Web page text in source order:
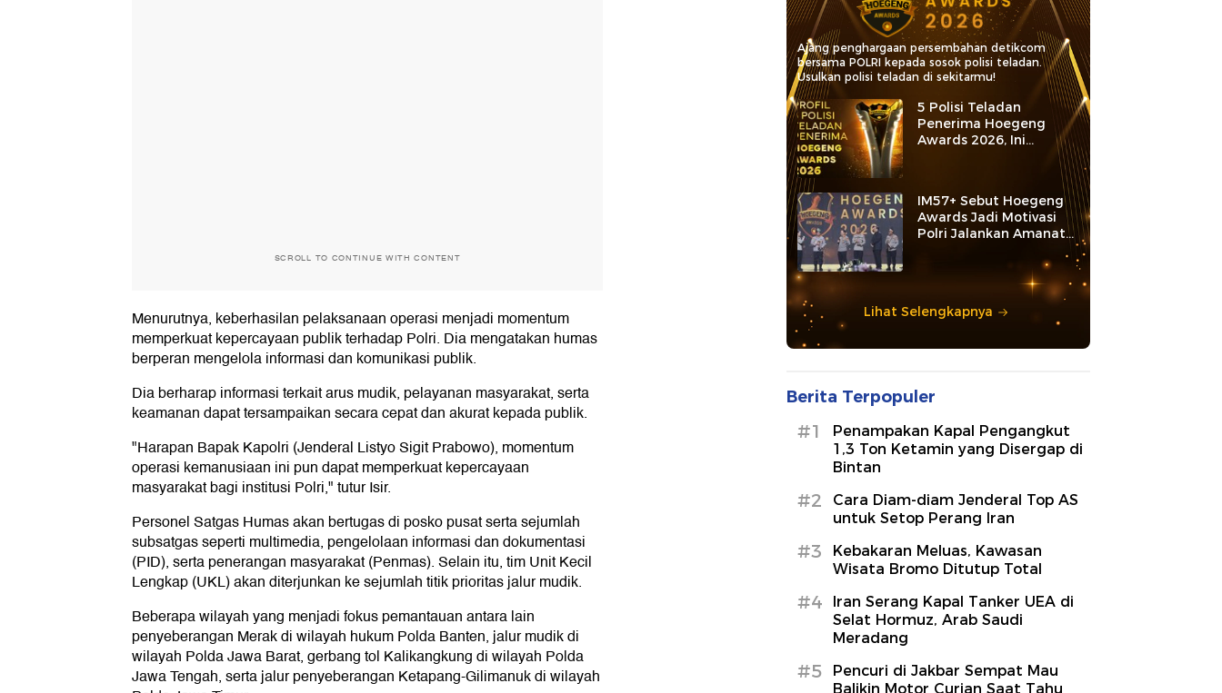
SCROLL TO CONTINUE WITH CONTENT
Menurutnya, keberhasilan pelaksanaan operasi menjadi momentum
memperkuat kepercayaan publik terhadap Polri. Dia mengatakan humas
berperan mengelola informasi dan komunikasi publik.
Dia berharap informasi terkait arus mudik, pelayanan masyarakat, serta
keamanan dapat tersampaikan secara cepat dan akurat kepada publik.
"Harapan Bapak Kapolri (Jenderal Listyo Sigit Prabowo), momentum
operasi kemanusiaan ini pun dapat memperkuat kepercayaan
masyarakat bagi institusi Polri," tutur Isir.
Personel Satgas Humas akan bertugas di posko pusat serta sejumlah
subsatgas seperti multimedia, pengelolaan informasi dan dokumentasi
(PID), serta penerangan masyarakat (Penmas). Selain itu, tim Unit Kecil
Lengkap (UKL) akan diterjunkan ke sejumlah titik prioritas jalur mudik.
Beberapa wilayah yang menjadi fokus pemantauan antara lain
penyeberangan Merak di wilayah hukum Polda Banten, jalur mudik di
wilayah Polda Jawa Barat, gerbang tol Kalikangkung di wilayah Polda
Jawa Tengah, serta jalur penyeberangan Ketapang-Gilimanuk di wilayah
Ajang penghargaan persembahan detikcom
bersama POLRI kepada sosok polisi teladan.
Usulkan polisi teladan di sekitarmu!
5 Polisi Teladan
Penerima Hoegeng
Awards 2026, Ini
Kategori dan Kiprahnya
IM57+ Sebut Hoegeng
Awards Jadi Motivasi
Polri Jalankan Amanat
Lihat Selengkapnya
Berita Terpopuler
#1
Penampakan Kapal Pengangkut
1,3 Ton Ketamin yang Disergap di
Bintan
#2
Cara Diam-diam Jenderal Top AS
untuk Setop Perang Iran
#3
Kebakaran Meluas, Kawasan
Wisata Bromo Ditutup Total
#4
Iran Serang Kapal Tanker UEA di
Selat Hormuz, Arab Saudi
Meradang
#5
Pencuri di Jakbar Sempat Mau
Balikin Motor Curian Saat Tahu